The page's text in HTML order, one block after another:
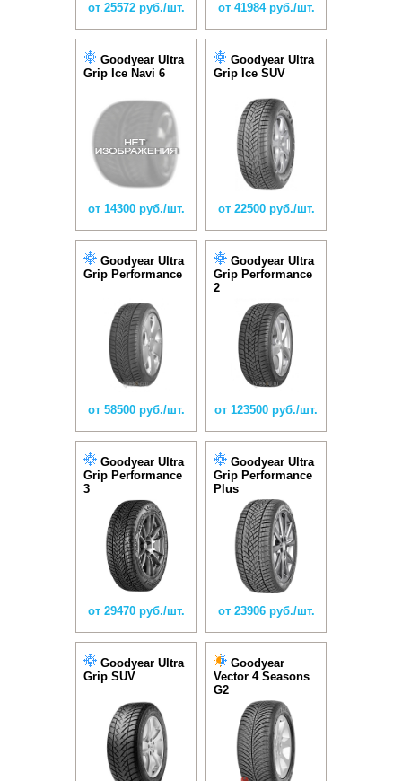
от 25572 руб./шт. от 41984 руб./шт.
Goodyear Ultra
Grip Ice Navi 6
от 14300 руб./шт.
Goodyear Ultra
Grip Ice SUV
от 22500 руб./шт.
Goodyear Ultra
Grip Performance
от 58500 руб./шт.
Goodyear Ultra
Grip Performance
2
от 123500 руб./шт.
Goodyear Ultra
Grip Performance
3
от 29470 руб./шт.
Goodyear Ultra
Grip Performance
Plus
от 23906 руб./шт.
Goodyear Ultra
Grip SUV
Goodyear
Vector 4 Seasons
G2